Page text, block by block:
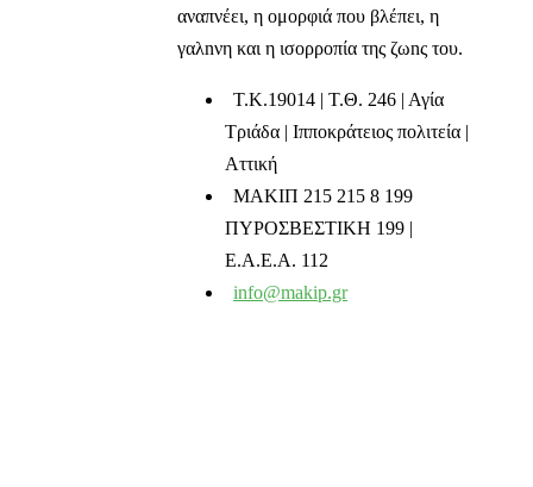
αναπνέει, η ομορφιά που βλέπει, η
γαλnνη και η ισορροπία της ζωnς του.
T.K.19014 | Τ.Θ. 246 | Αγία
Τριάδα | Ιπποκράτειος πολιτεία |
Αττική
ΜΑΚΙΠ 215 215 8 199
ΠΥΡΟΣΒΕΣΤΙΚΗ 199 |
Ε.Α.Ε.Α. 112
info@makip.gr